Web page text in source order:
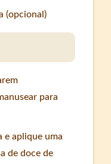
(opcional)
para
e aplique uma
de doce de